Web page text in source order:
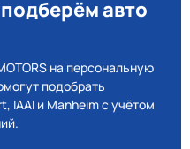
авто
на персональную
подобрать
IAAI и Manheim с учётом